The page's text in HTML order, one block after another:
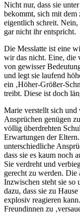
Nicht nur, dass sie
bekommt, sich mit dem
eigentlich schreit. Nein,
gar nicht ihr entspricht.
Die Messlatte ist eine
wir das nicht. Eine, die
von gewisser
und legt sie laufend
ein ‚Höher-Größer-
treibt. Diese ist doch
Marie verstellt sich und
Ansprüchen genügen
völlig überdrehten
Erwartungen der
unterschiedliche
dass sie es kaum noch
Sie verdreht und
gerecht zu werden. Die
Inzwischen steht sie so
dazu, dass sie zu
explosiv reagieren
Freundinnen zu